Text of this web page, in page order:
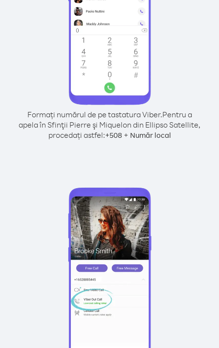
Formați numărul de pe tastatura Viber.Pentru a
apela în Sfinţii Pierre şi Miquelon din Ellipso Satellite,
procedați astfel:+508 + Număr local